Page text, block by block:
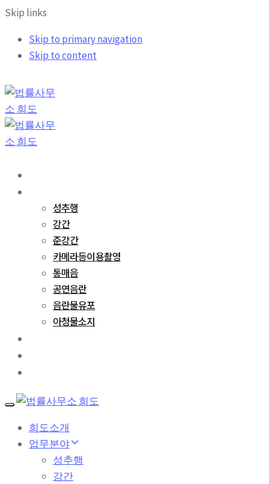
Skip links
Skip to primary navigation
Skip to content
성추행
강간
준강간
카메라등이용촬영
통매음
공연음란
음란물유포
아청물소지
T
희도소개
업무분야
성추행
강간